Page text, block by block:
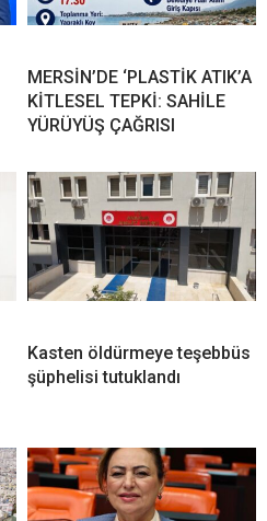
MERSİN’DE ‘PLASTİK ATIK’A
KİTLESEL TEPKİ: SAHİLE
YÜRÜYÜŞ ÇAĞRISI
Kasten öldürmeye teşebbüs
şüphelisi tutuklandı